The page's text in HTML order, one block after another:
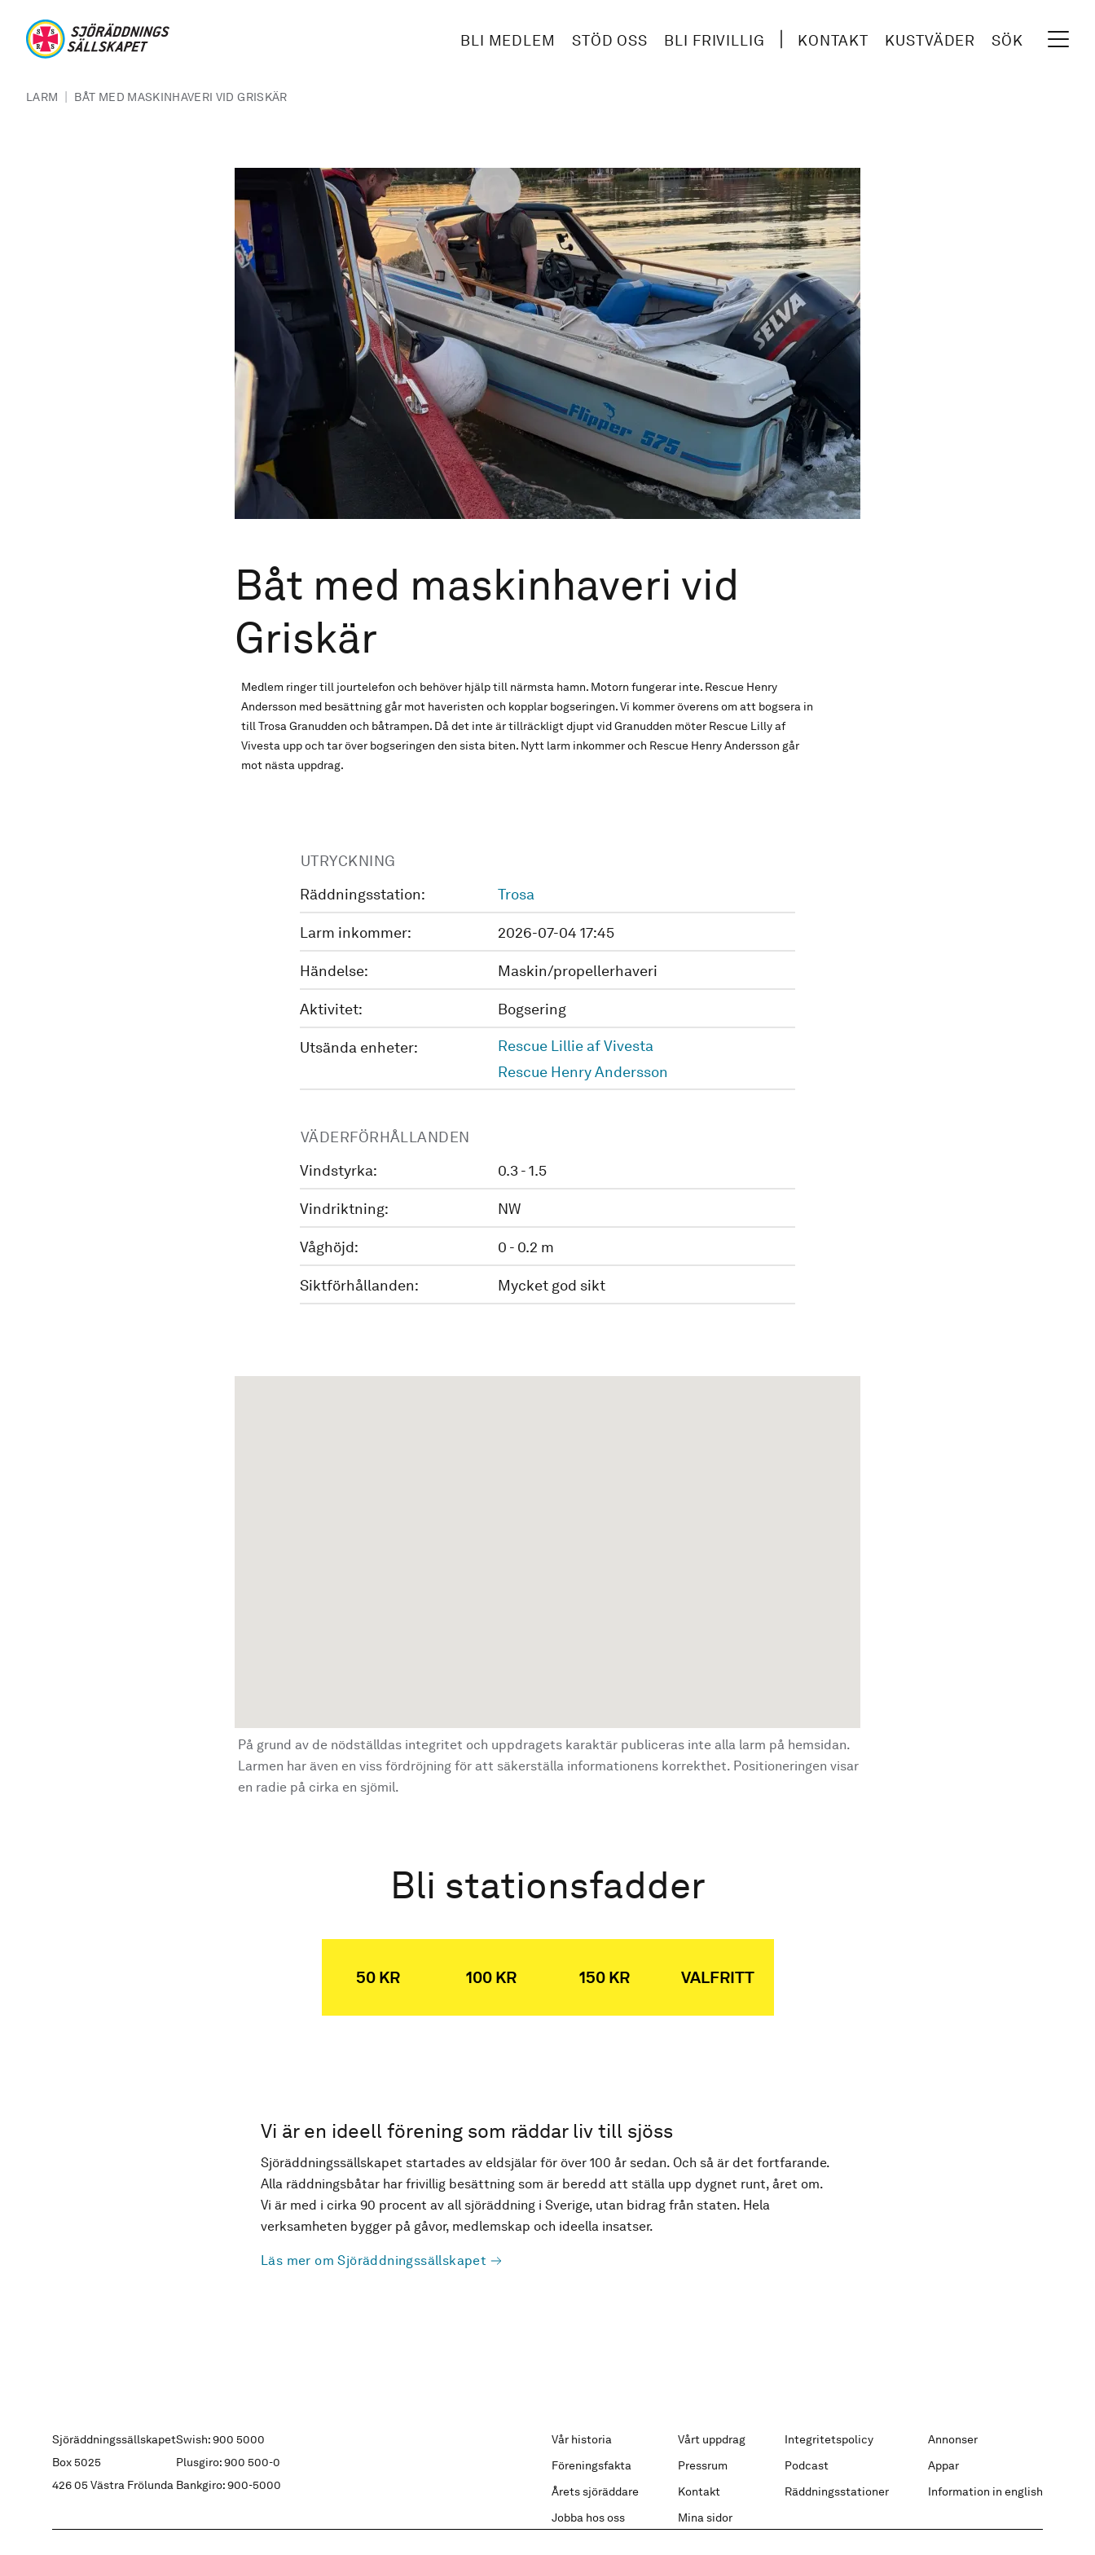
BLI MEDLEM STÖD OSS BLI FRIVILLIG KONTAKT KUSTVÄDER SÖK
LARM | BÅT MED MASKINHAVERI VID GRISKÄR
Båt med maskinhaveri vid
Griskär
Medlem ringer till jourtelefon och behöver hjälp till närmsta hamn. Motorn fungerar inte. Rescue Henry
Andersson med besättning går mot haveristen och kopplar bogseringen. Vi kommer överens om att bogsera in
till Trosa Granudden och båtrampen. Då det inte är tillräckligt djupt vid Granudden möter Rescue Lilly af
Vivesta upp och tar över bogseringen den sista biten. Nytt larm inkommer och Rescue Henry Andersson går
mot nästa uppdrag.
UTRYCKNING
Räddningsstation:
Trosa
Larm inkommer: 2026-07-04 17:45
Händelse: Maskin/propellerhaveri
Aktivitet: Bogsering
Utsända enheter:
Rescue Lillie af Vivesta
Rescue Henry Andersson
VÄDERFÖRHÅLLANDEN
Vindstyrka:
0.3 - 1.5
Vindriktning: NW
Våghöjd: 0 - 0.2 m
Siktförhållanden: Mycket god sikt
På grund av de nödställdas integritet och uppdragets karaktär publiceras inte alla larm på hemsidan.
Larmen har även en viss fördröjning för att säkerställa informationens korrekthet. Positioneringen visar
en radie på cirka en sjömil.
Bli stationsfadder
50 KR 100 KR 150 KR VALFRITT
Vi är en ideell förening som räddar liv till sjöss
Sjöräddningssällskapet startades av eldsjälar för över 100 år sedan. Och så är det fortfarande.
Alla räddningsbåtar har frivillig besättning som är beredd att ställa upp dygnet runt, året om.
Vi är med i cirka 90 procent av all sjöräddning i Sverige, utan bidrag från staten. Hela
verksamheten bygger på gåvor, medlemskap och ideella insatser.
Läs mer om Sjöräddningssällskapet
Sjöräddningssällskapet
Box 5025
426 05 Västra Frölunda
Swish: 900 5000
Plusgiro: 900 500-0
Bankgiro: 900-5000
Vår historia Vårt uppdrag Integritetspolicy
Annonser
Föreningsfakta
Pressrum Podcast
Appar
Årets sjöräddare
Kontakt Räddningsstationer
Information in english
Jobba hos oss
Mina sidor